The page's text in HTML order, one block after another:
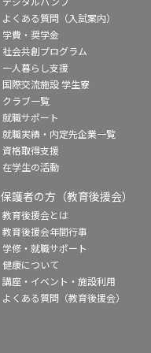
よくある質問（入試案内）
学費・奨学金
社会共創プログラム
一人暮らし支援
国際交流施設 学生寮
クラブ一覧
就職サポート
就職実績・内定先企業一覧
資格取得支援
在学生の活動
保護者の方（教育後援会）
教育後援会とは
教育後援会年間行事
学修・就職サポート
健康について
講座・イベント・施設利用
よくある質問（教育後援会）